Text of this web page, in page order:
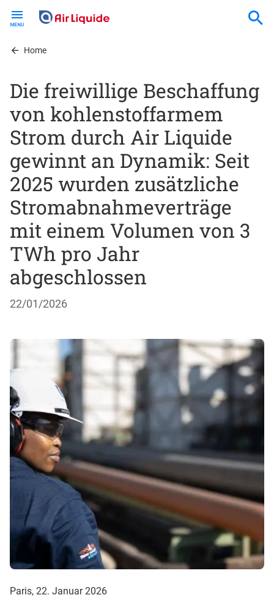
contentHome
Die freiwillige Beschaffung
von kohlenstoffarmem
Strom durch Air Liquide
gewinnt an Dynamik: Seit
2025 wurden zusätzliche
Stromabnahmeverträge
mit einem Volumen von 3
TWh pro Jahr
abgeschlossen
22/01/2026
Paris, 22. Januar 2026